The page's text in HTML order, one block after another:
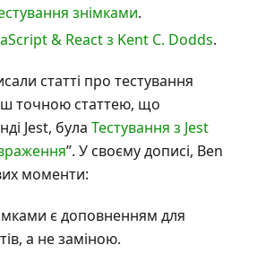
знімками.
& React з Kent C. Dodds.
статті про тестування
точною статтею, що
Jest, була Тестування з Jest
”. У своєму дописі, Ben
моменти:
є доповненням для
а не заміною.